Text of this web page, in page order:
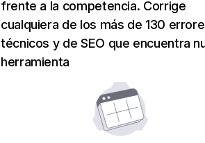
frente a la competencia. Corrige
cualquiera de los más de 130
técnicos y de SEO que encuentra
herramienta